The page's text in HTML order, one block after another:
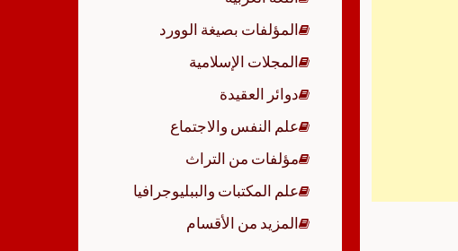
المؤلفات بصيغة الوورد
المجلات الإسلامية
دوائر العقيدة
علم النفس والاجتماع
مؤلفات من التراث
علم المكتبات والببليوجرافيا
المزيد من الأقسام